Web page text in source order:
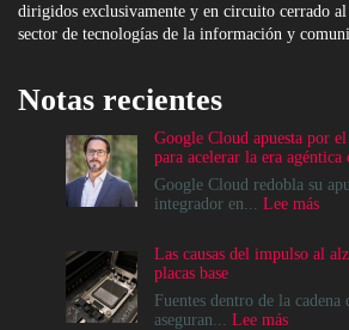
dirigidos exclusivamente y en circuito cerrado
sector de tecnologías de la información y
Notas recientes
Google Cloud apuesta por el
para acelerar la era agéntica
Google Cloud redobla su
integrador en... Lee más:
el
Las causas del impulso al
placas base
Fuentes dentro de la
aseguran... Lee más: